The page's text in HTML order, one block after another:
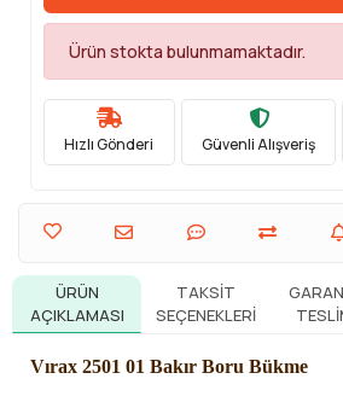
Ürün stokta bulunmamaktadır.
Hızlı Gönderi Güvenli Alışveriş
ÜRÜN
AÇIKLAMASI
TAKSIT
SEÇENEKLERI
Vırax 2501 01 Bakır Boru Bükme